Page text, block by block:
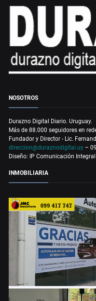
NOSOTROS
Durazno Digital Diario. Uruguay.
Más de 88.000 seguidores en
Fundador y Director - Lic.
direccion@duraznodigital.uy –
Diseño: IP Comunicación Integral.
INMOBILIARIA